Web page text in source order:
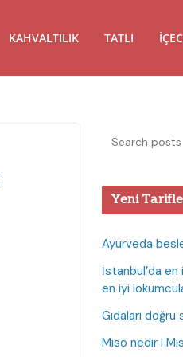
KAHVALTILIK TATLI
Yeni
Ayurveda
İstanbul’da
en iyi
Gıdaları doğru
Miso nedir I